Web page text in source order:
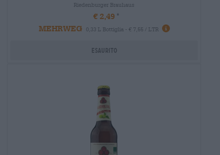
Riedenburger Brauhaus
€ 2,49
MEHRWEG
0,33 L Bottiglia - € 7,55 / LTR
Esaurito